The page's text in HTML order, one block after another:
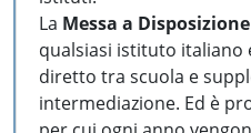
La Messa a Disposizione
qualsiasi istituto
diretto tra scuola e
intermediazione. Ed è